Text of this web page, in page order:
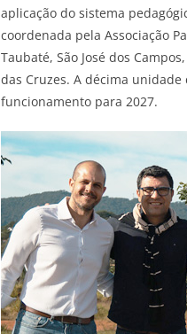
aplicação do sistema
coordenada pela Associação
Taubaté, São José dos
das Cruzes. A décima
funcionamento para 2027.